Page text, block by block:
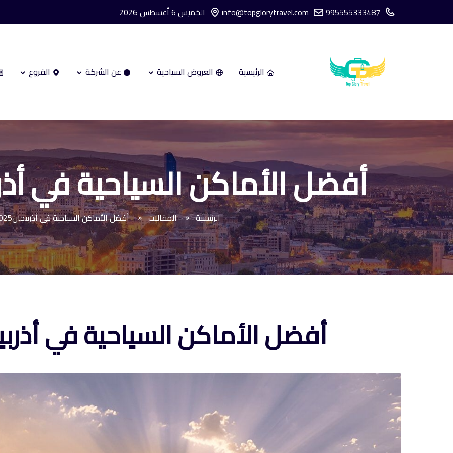
995555333487
info@topglorytravel.com الخميس 6 أغسطس 2026
الرئيسية العروض السياحية عن الشركة الفروع
أفضل الأماكن السياحية في
الرئيسية المقالات أفضل الأماكن السياحية في أذربيجان2025
أفضل الأماكن السياحية في